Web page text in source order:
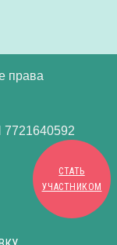
СТАТЬ
УЧАСТНИКОМ
права